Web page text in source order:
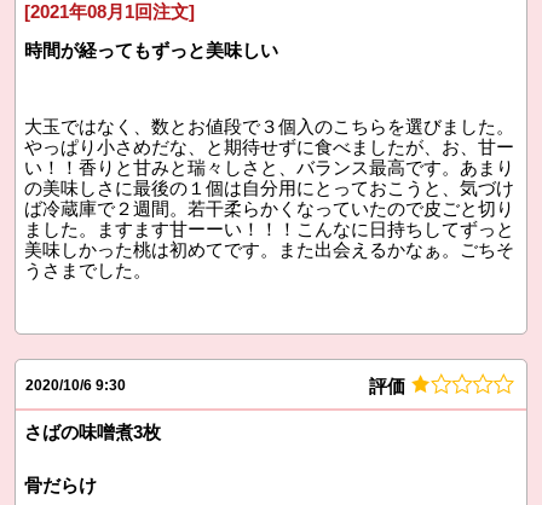
[2021年08月1回注文]
時間が経ってもずっと美味しい
大玉ではなく、数とお値段で３個入のこちらを選びました。
やっぱり小さめだな、と期待せずに食べましたが、お、甘ー
い！！香りと甘みと瑞々しさと、バランス最高です。あまり
の美味しさに最後の１個は自分用にとっておこうと、気づけ
ば冷蔵庫で２週間。若干柔らかくなっていたので皮ごと切り
ました。ますます甘ーーい！！！こんなに日持ちしてずっと
美味しかった桃は初めてです。また出会えるかなぁ。ごちそ
うさまでした。
2020/10/6 9:30 評価
さばの味噌煮3枚
骨だらけ